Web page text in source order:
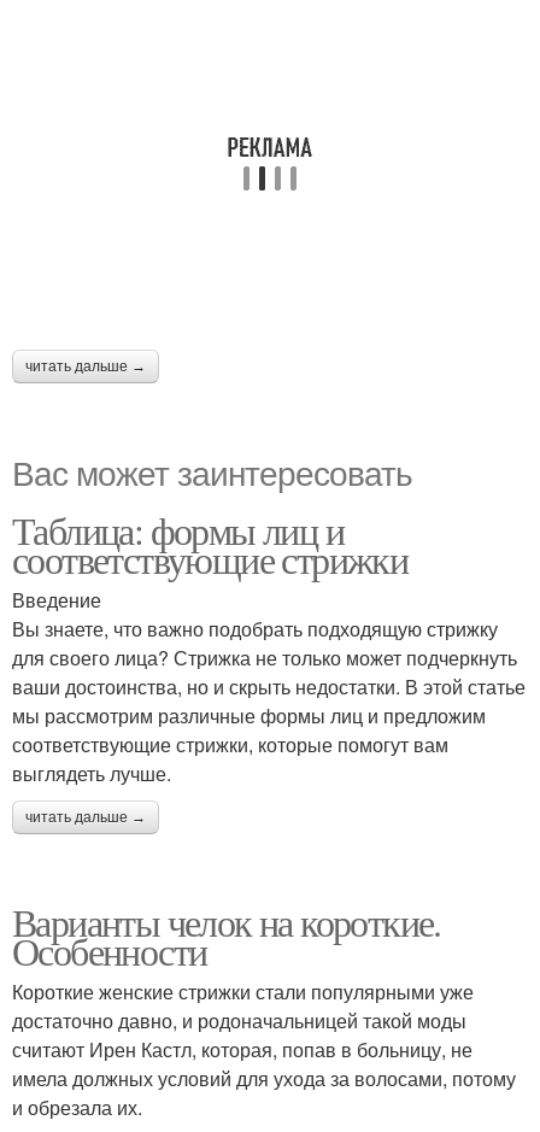
читать дальше →
Вас может заинтересовать
Таблица: формы лиц и
соответствующие стрижки
Введение
Вы знаете, что важно подобрать подходящую стрижку
для своего лица? Стрижка не только может подчеркнуть
ваши достоинства, но и скрыть недостатки. В этой статье
мы рассмотрим различные формы лиц и предложим
соответствующие стрижки, которые помогут вам
выглядеть лучше.
читать дальше →
Варианты челок на короткие.
Особенности
Короткие женские стрижки стали популярными уже
достаточно давно, и родоначальницей такой моды
считают Ирен Кастл, которая, попав в больницу, не
имела должных условий для ухода за волосами, потому
и обрезала их.